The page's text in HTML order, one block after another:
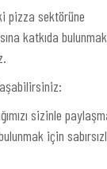
pizza sektörüne
katkıda
sizinle
için